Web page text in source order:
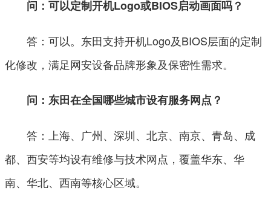
问：可以定制开机Logo或BIOS启动画面吗？
答：可以。东田支持开机Logo及BIOS层面的定制
化修改，满足网安设备品牌形象及保密性需求。
问：东田在全国哪些城市设有服务网点？
答：上海、广州、深圳、北京、南京、青岛、成
都、西安等均设有维修与技术网点，覆盖华东、华
南、华北、西南等核心区域。